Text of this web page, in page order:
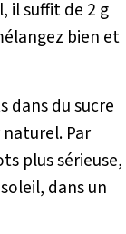
il suffit de 2 g
bien et
dans du sucre
Par
plus sérieuse,
dans un